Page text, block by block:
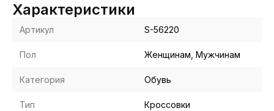
Характеристики
Артикул S-56220
Пол Женщинам, Мужчинам
Категория Обувь
Тип Кроссовки